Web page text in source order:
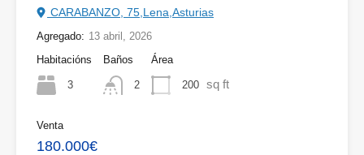
CARABANZO, 75,Lena,Asturias
Agregado: 13 abril, 2026
Habitacións
3
Baños
2
Área
200 sq ft
Venta
180.000€